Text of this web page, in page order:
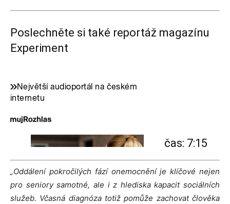
Poslechněte si také reportáž magazínu
Experiment
čas: 7:15
„Oddálení pokročilých fází onemocnění je klíčové nejen
pro seniory samotné, ale i z hlediska kapacit sociálních
služeb. Včasná diagnóza totiž pomůže zachovat člověka